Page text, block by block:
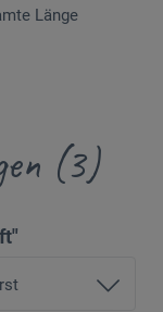
Länge
(3)